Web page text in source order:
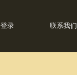
录 联系我们